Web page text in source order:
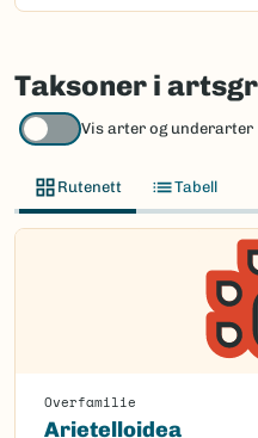
Taksoner i
Vis arter og underarter
Rutenett Tabell
Overfamilie
Arietelloidea